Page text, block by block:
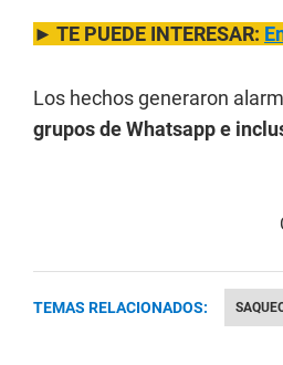
► TE PUEDE INTERESAR:
Los hechos generaron
grupos de Whatsapp e
TEMAS RELACIONADOS: